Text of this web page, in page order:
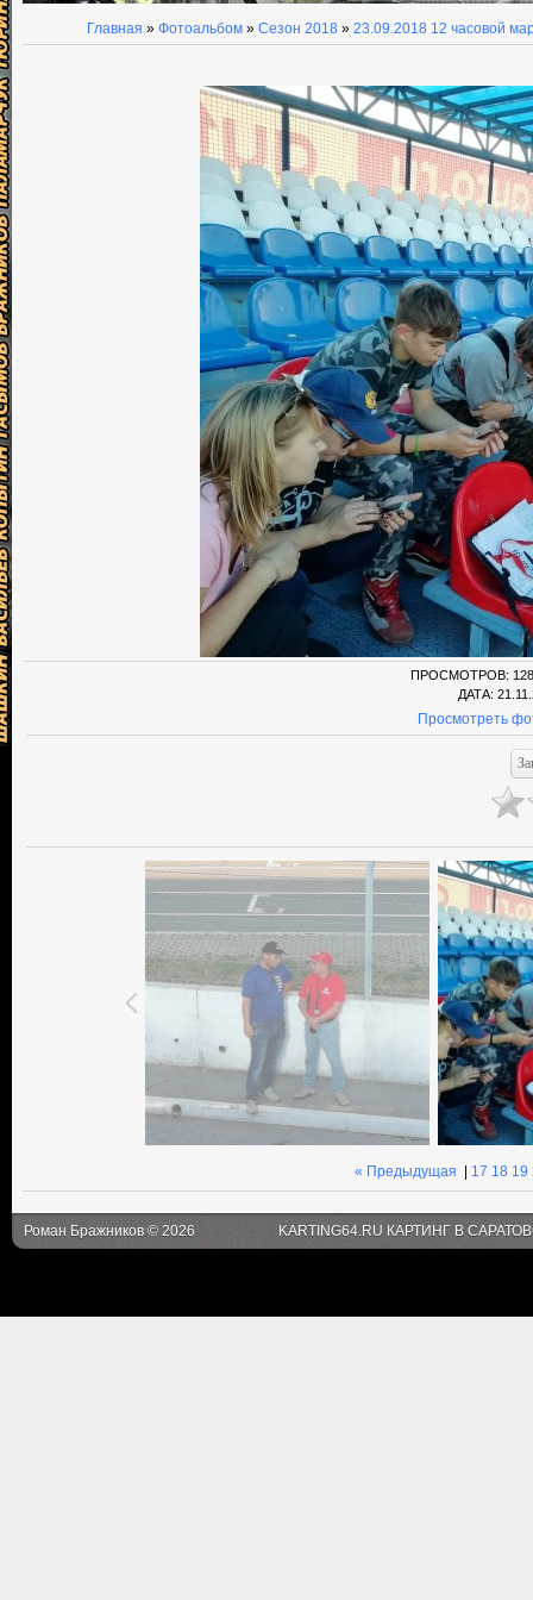
Главная » Фотоальбом » Сезон 2018 » 23.09.2018 12 часовой
ПРОСМОТРОВ:
ДАТА:
Просмотреть
« Предыдущая 17 18 19
Роман Бражников © 2026 KARTING64.RU КАРТИНГ В